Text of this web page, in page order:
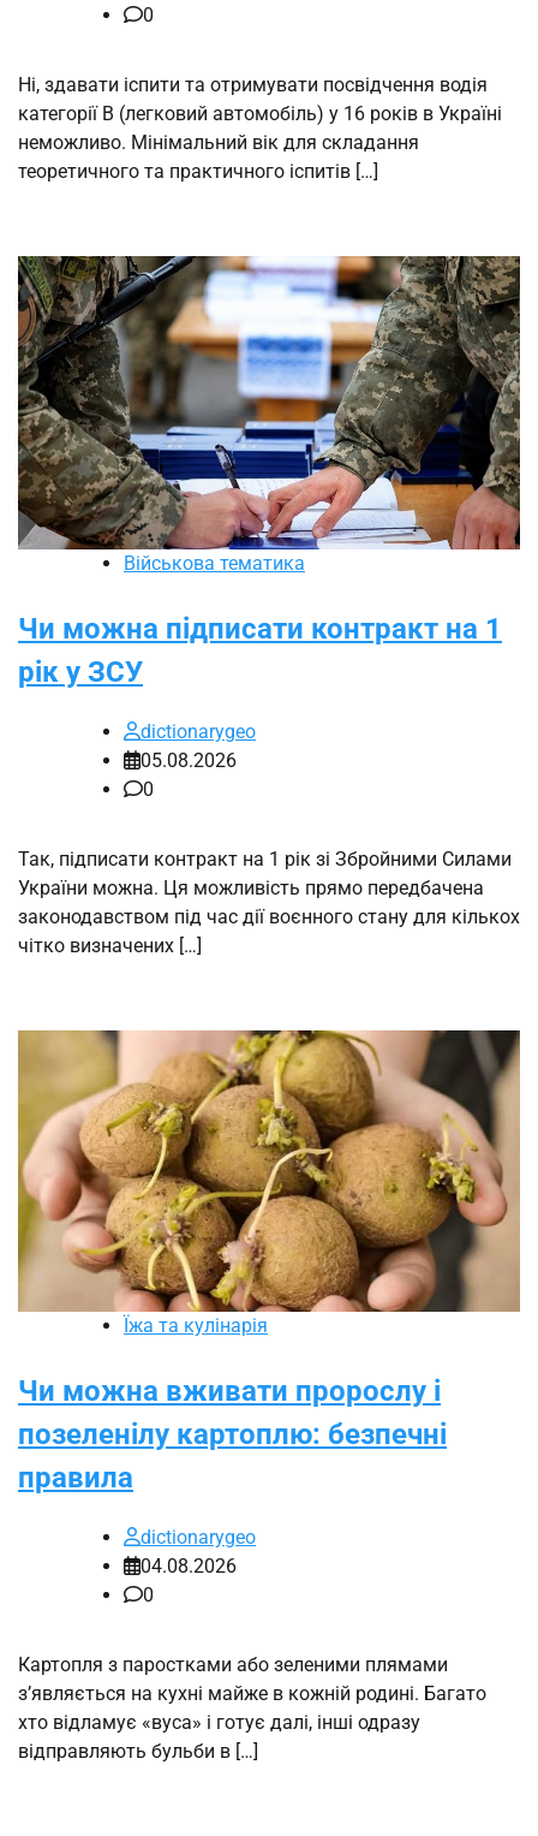
0
Ні, здавати іспити та отримувати посвідчення водія
категорії B (легковий автомобіль) у 16 років в Україні
неможливо. Мінімальний вік для складання
теоретичного та практичного іспитів […]
Військова тематика
Чи можна підписати контракт на 1
рік у ЗСУ
dictionarygeo
05.08.2026
0
Так, підписати контракт на 1 рік зі Збройними Силами
України можна. Ця можливість прямо передбачена
законодавством під час дії воєнного стану для кількох
чітко визначених […]
Їжа та кулінарія
Чи можна вживати пророслу і
позеленілу картоплю: безпечні
правила
dictionarygeo
04.08.2026
0
Картопля з паростками або зеленими плямами
з’являється на кухні майже в кожній родині. Багато
хто відламує «вуса» і готує далі, інші одразу
відправляють бульби в […]